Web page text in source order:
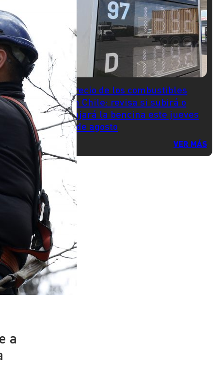
a
Precio de los combustibles
en Chile: revisa si subirá o
bajará la bencina este jueves
6 de agosto
VER MÁS